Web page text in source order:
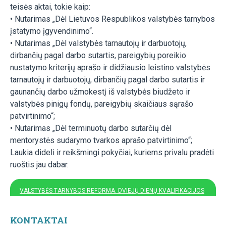
teisės aktai, tokie kaip:
• Nutarimas „Dėl Lietuvos Respublikos valstybės tarnybos
įstatymo įgyvendinimo“.
• Nutarimas „Dėl valstybės tarnautojų ir darbuotojų,
dirbančių pagal darbo sutartis, pareigybių poreikio
nustatymo kriterijų aprašo ir didžiausio leistino valstybės
tarnautojų ir darbuotojų, dirbančių pagal darbo sutartis ir
gaunančių darbo užmokestį iš valstybės biudžeto ir
valstybės pinigų fondų, pareigybių skaičiaus sąrašo
patvirtinimo“;
• Nutarimas „Dėl terminuotų darbo sutarčių dėl
mentorystės sudarymo tvarkos aprašo patvirtinimo“;
Laukia dideli ir reikšmingi pokyčiai, kuriems privalu pradėti
ruoštis jau dabar.
VALSTYBĖS TARNYBOS REFORMA. DVIEJŲ DIENŲ KVALIFIKACIJOS
KONTAKTAI